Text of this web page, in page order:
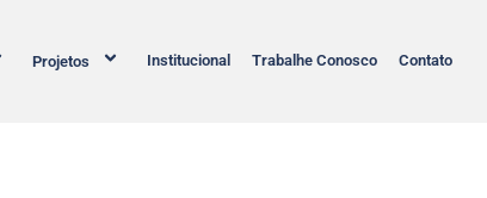
Projetos Institucional Trabalhe Conosco Contato